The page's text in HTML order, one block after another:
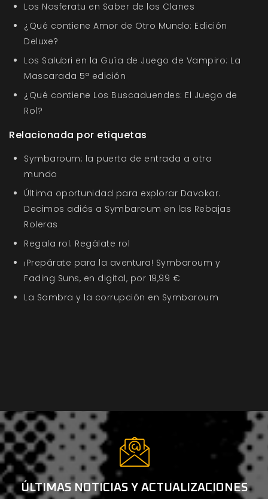
Los Nosferatu en Saber de los Clanes
¿Qué contiene Amor de Otro Mundo: Edición
Deluxe?
Los Salubri en la Guía de Juego de Vampiro: La
Mascarada 5ª edición
¿Qué contiene Los Buscaduendes: El Juego de
Rol?
Relacionada por etiquetas
Symbaroum: la puerta de entrada a otro
mundo
Última oportunidad para explorar Davokar.
Decimos adiós a Symbaroum en las Rebajas
Roleras
Regala rol. Regálate rol
¡Prepárate para la aventura! Symbaroum y
Fading Suns, en digital, por 19,99 €
La Sombra y la corrupción en Symbaroum
ÚLTIMAS NOTICIAS Y ACTUALIZACIONES